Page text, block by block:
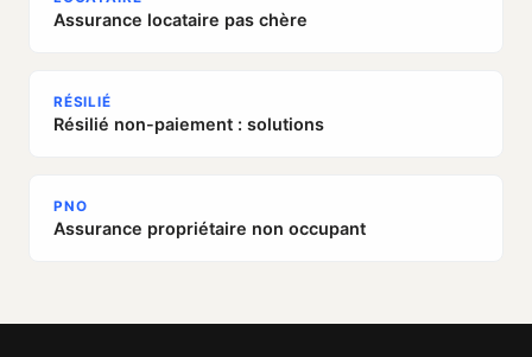
Assurance locataire pas chère
RÉSILIÉ
Résilié non-paiement : solutions
PNO
Assurance propriétaire non occupant